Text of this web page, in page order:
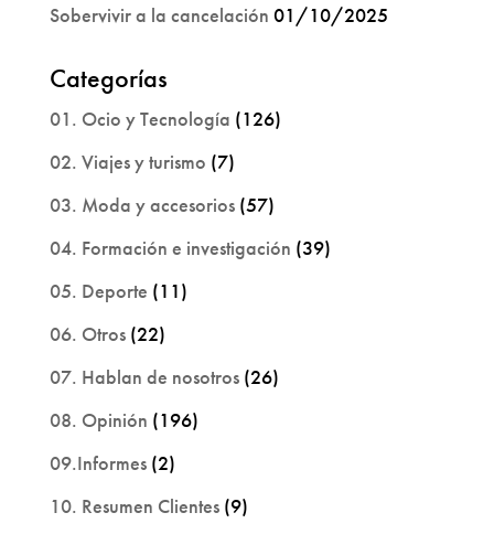
Sobervivir a la cancelación 01/10/2025
Categorías
01. Ocio y Tecnología (126)
02. Viajes y turismo (7)
03. Moda y accesorios(57)
04. Formación e investigación (39)
05. Deporte (11)
06. Otros(22)
07. Hablan de nosotros(26)
08. Opinión (196)
09.Informes(2)
10. Resumen Clientes(9)